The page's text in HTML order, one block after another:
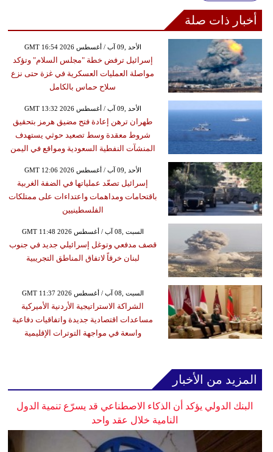
أخبار ذات صلة
GMT 16:54 2026 الأحد ,09 آب / أغسطس
إسرائيل ترفض خطة "مجلس السلام" وتؤكد
مواصلة العمليات العسكرية في غزة حتى نزع
سلاح حماس بالكامل
GMT 13:32 2026 الأحد ,09 آب / أغسطس
طهران ترهن إعادة فتح مضيق هرمز بتحقيق
شروط معقدة وسط تصعيد حوثي يستهدف
المنشآت النفطية السعودية ومواقع في اليمن
GMT 12:06 2026 الأحد ,09 آب / أغسطس
إسرائيل تصعّد عملياتها في الضفة الغربية
باقتحامات ومداهمات واعتداءات على ممتلكات
الفلسطينيين
GMT 11:48 2026 السبت ,08 آب / أغسطس
قصف مدفعي وتوغل إسرائيلي جديد في جنوب
لبنان خرقاً لاتفاق المناطق التجريبية
GMT 11:37 2026 السبت ,08 آب / أغسطس
الشراكة الاستراتيجية الأردنية الأميركية
مساعدات اقتصادية جديدة واتفاقيات دفاعية
واسعة في مواجهة التوترات الإقليمية
المزيد من الأخبار
البنك الدولي يؤكد أن الذكاء الاصطناعي قد يسرّع تنمية الدول
النامية خلال عقد واحد